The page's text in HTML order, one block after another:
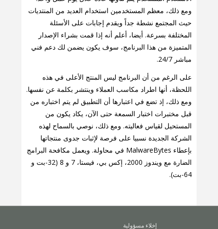
ومع ذلك، معظم المستخدمين استخدام العديد من المنتديات
حيث المجتمع نشطة جداً ويقدم إجابات على الأسئلة
المختلفة بسرعة. أيضا، أعلم أنه إذا قمت بشراء الإصدار
المتميزة من هذا البرنامج، سوف يكون يضمن لك دعم فني
مباشر 24/7.
على الرغم من أن البرنامج ليس المنتج الأعلى في هذه
اللحظة، أنها اطراد مكاسب العملاء وينتشر بكلمة عن نفسها.
ومع ذلك، إذ تضع في اعتبارها أن التطبيق لم يتم اختباره من
قبل مختبرات اختبار السمعة حتى الآن، يكاد يكون من
المستحيل لقياس فعاليته. ومع ذلك، نوصي بالسماح لهذه
الشركة الجديدة نسبيا على فرصة لإثبات جدوى منتجاتها
بإعطاء MalwareBytes في محاولة. ويعمل مكافحة البرامج
الضارة مع ويندوز 2000، إكس بي، فيستا، 7 و 8 (32-بت و
64-بت).
إخلاء مسؤولية